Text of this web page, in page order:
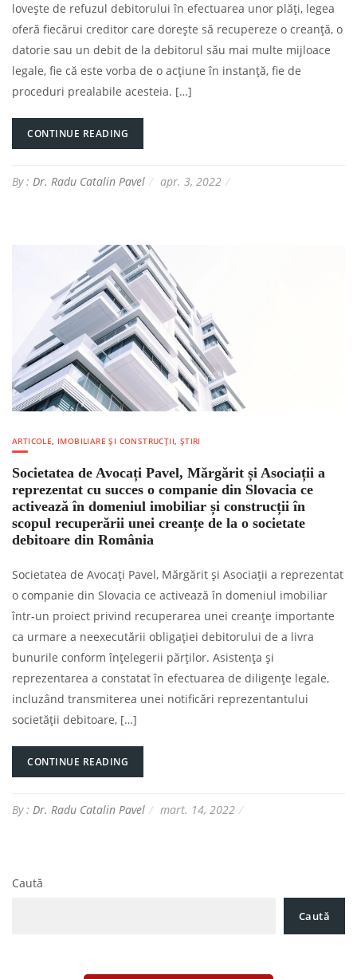
lovește de refuzul debitorului în efectuarea unor plăți, legea
oferă fiecărui creditor care dorește să recupereze o creanță, o
datorie sau un debit de la debitorul său mai multe mijloace
legale, fie că este vorba de o acțiune în instanță, fie de
proceduri prealabile acesteia. […]
CONTINUE READING
By : Dr. Radu Catalin Pavel apr. 3, 2022
ARTICOLE, IMOBILIARE ȘI CONSTRUCȚII, ȘTIRI
Societatea de Avocați Pavel, Mărgărit și Asociații a
reprezentat cu succes o companie din Slovacia ce
activează în domeniul imobiliar și construcții în
scopul recuperării unei creanțe de la o societate
debitoare din România
Societatea de Avocați Pavel, Mărgărit și Asociații a reprezentat
o companie din Slovacia ce activează în domeniul imobiliar
într-un proiect privind recuperarea unei creanțe importante
ca urmare a neexecutării obligației debitorului de a livra
bunurile conform înțelegerii părților. Asistența și
reprezentarea a constatat în efectuarea de diligențe legale,
incluzând transmiterea unei notificări reprezentantului
societății debitoare, […]
CONTINUE READING
By : Dr. Radu Catalin Pavel mart. 14, 2022
Caută
Caută